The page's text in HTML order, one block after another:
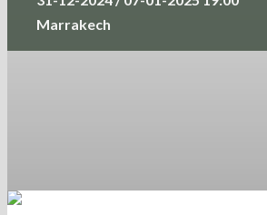
Marrakech